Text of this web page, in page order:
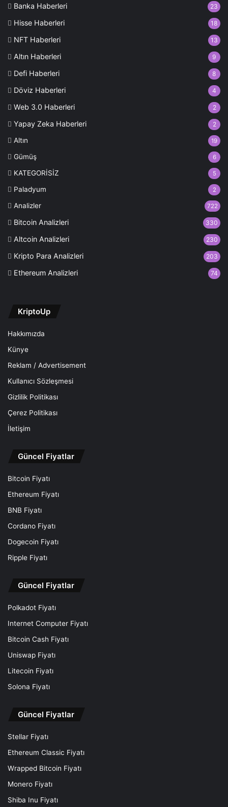
Banka Haberleri 23
Hisse Haberleri 18
NFT Haberleri 13
Altın Haberleri 9
Defi Haberleri 8
Döviz Haberleri 4
Web 3.0 Haberleri 2
Yapay Zeka Haberleri 2
Altın 19
Gümüş 6
KATEGORİSİZ 5
Paladyum 2
Analizler 722
Bitcoin Analizleri 330
Altcoin Analizleri 230
Kripto Para Analizleri 203
Ethereum Analizleri 74
KriptoUp
Hakkımızda
Künye
Reklam / Advertisement
Kullanıcı Sözleşmesi
Gizlilik Politikası
Çerez Politikası
İletişim
Güncel Fiyatlar
Bitcoin Fiyatı
Ethereum Fiyatı
BNB Fiyatı
Cordano Fiyatı
Dogecoin Fiyatı
Ripple Fiyatı
Güncel Fiyatlar
Polkadot Fiyatı
Internet Computer Fiyatı
Bitcoin Cash Fiyatı
Uniswap Fiyatı
Litecoin Fiyatı
Solona Fiyatı
Güncel Fiyatlar
Stellar Fiyatı
Ethereum Classic Fiyatı
Wrapped Bitcoin Fiyatı
Monero Fiyatı
Shiba Inu Fiyatı